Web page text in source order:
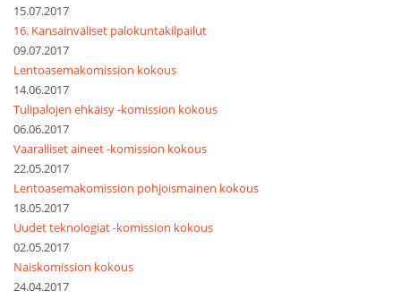
15.07.2017
16. Kansainväliset palokuntakilpailut
09.07.2017
Lentoasemakomission kokous
14.06.2017
Tulipalojen ehkäisy -komission kokous
06.06.2017
Vaaralliset aineet -komission kokous
22.05.2017
Lentoasemakomission pohjoismainen kokous
18.05.2017
Uudet teknologiat -komission kokous
02.05.2017
Naiskomission kokous
24.04.2017